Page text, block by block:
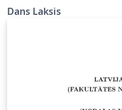
Dans Laksis